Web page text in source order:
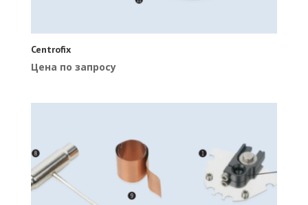
Centrofix
Цена по запросу